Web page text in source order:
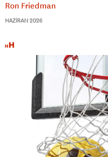
Ron Friedman
HAZIRAN 2026